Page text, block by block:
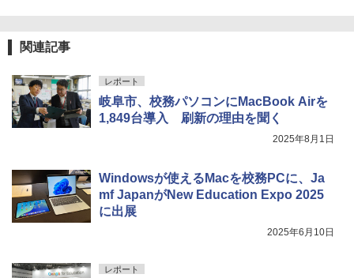
関連記事
レポート
岐阜市、校務パソコンにMacBook Airを
1,849台導入 刷新の理由を聞く
2025年8月1日
Windowsが使えるMacを校務PCに、Ja
mf JapanがNew Education Expo 2025
に出展
2025年6月10日
レポート